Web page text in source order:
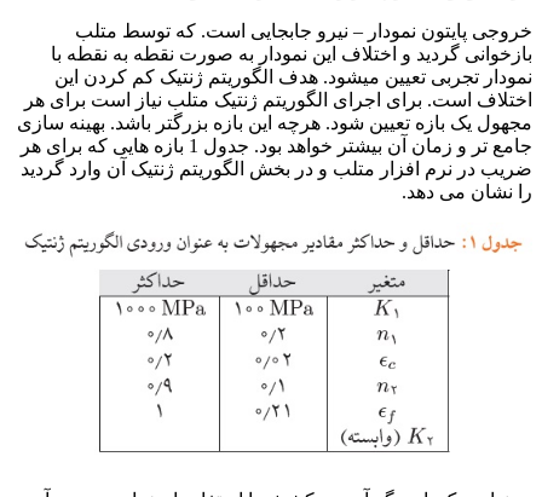
خروجی پایتون نمودار – نیرو جابجایی است. که توسط متلب
بازخوانی گردید و اختلاف این نمودار به صورت نقطه به نقطه با
نمودار تجربی تعیین میشود. هدف الگوریتم ژنتیک کم کردن این
اختلاف است. برای اجرای الگوریتم ژنتیک متلب نیاز است برای هر
مجهول یک بازه تعیین شود. هرچه این بازه بزرگتر باشد. بهینه سازی
جامع تر و زمان آن بیشتر خواهد بود. جدول 1 بازه هایی که برای هر
ضریب در نرم افزار متلب و در بخش الگوریتم ژنتیک آن وارد گردید
را نشان می دهد.